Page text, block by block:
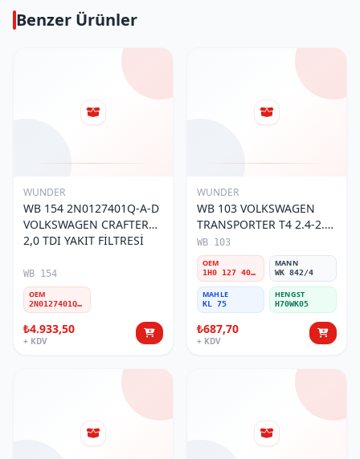
Benzer Ürünler
WUNDER
WB 154 2N0127401Q-A-D
VOLKSWAGEN CRAFTER
2,0 TDI YAKIT FİLTRESİ
WB 154
OEM
2N0127401Q-A-D
₺4.933,50
+ KDV
WUNDER
WB 103 VOLKSWAGEN
TRANSPORTER T4 2.4-2.5
MOTOR- CADDY E.M 1H0
127 401 C Yakıt/Mazot
Filtresi
WB 103
OEM
1H0 127 401 C
MANN
WK 842/4
MAHLE
KL 75
HENGST
H70WK05
₺687,70
+ KDV